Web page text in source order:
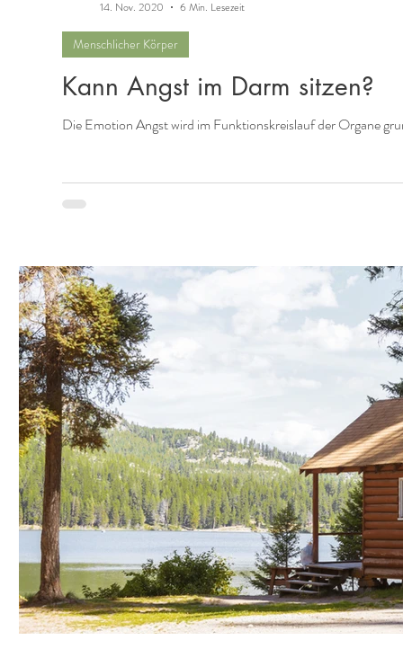
Kann Angst im Darm sitzen?
Die Emotion Angst wird im Funktionskreislauf der Organe
Menschlicher Körper
14. Nov. 2020
6 Min. Lesezeit